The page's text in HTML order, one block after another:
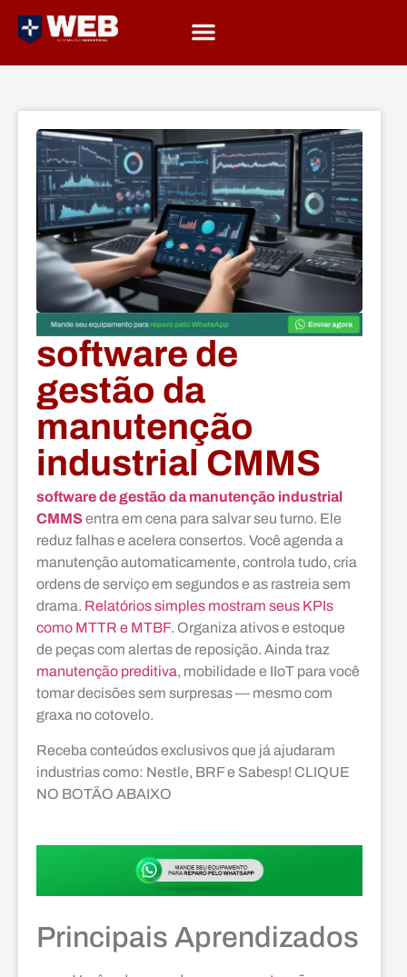
software de
gestão da
manutenção
industrial CMMS
software de gestão da manutenção industrial
CMMSentra em cena para salvar seu turno. Ele
reduz falhas e acelera consertos. Você agenda a
manutenção automaticamente, controla tudo, cria
ordens de serviço em segundos e as rastreia sem
drama. Relatórios simples mostram seus KPIs
como MTTR e MTBF. Organiza ativos e estoque
de peças com alertas de reposição. Ainda traz
manutenção preditiva, mobilidade e IIoT para você
tomar decisões sem surpresas — mesmo com
graxa no cotovelo.
Receba conteúdos exclusivos que já ajudaram
industrias como: Nestle, BRF e Sabesp! CLIQUE
NO BOTÃO ABAIXO
Principais Aprendizados